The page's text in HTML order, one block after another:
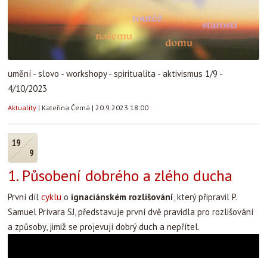
umění - slovo - workshopy - spiritualita - aktivismus 1/9 -
4/10/2023
Aktuality | Kateřina Černá | 20.9.2023 18:00
19
9
1. Působení dobrého a zlého ducha
První díl cyklu o ignaciánském rozlišování, který připravil P.
Samuel Prívara SJ, představuje první dvě pravidla pro rozlišování
a způsoby, jimiž se projevují dobrý duch a nepřítel.